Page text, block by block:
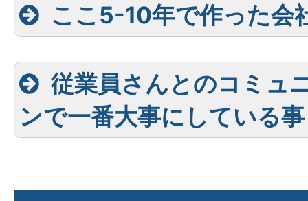
ここ5-10年で作った会
従業員さんとのコミュ
ンで一番大事にしている事